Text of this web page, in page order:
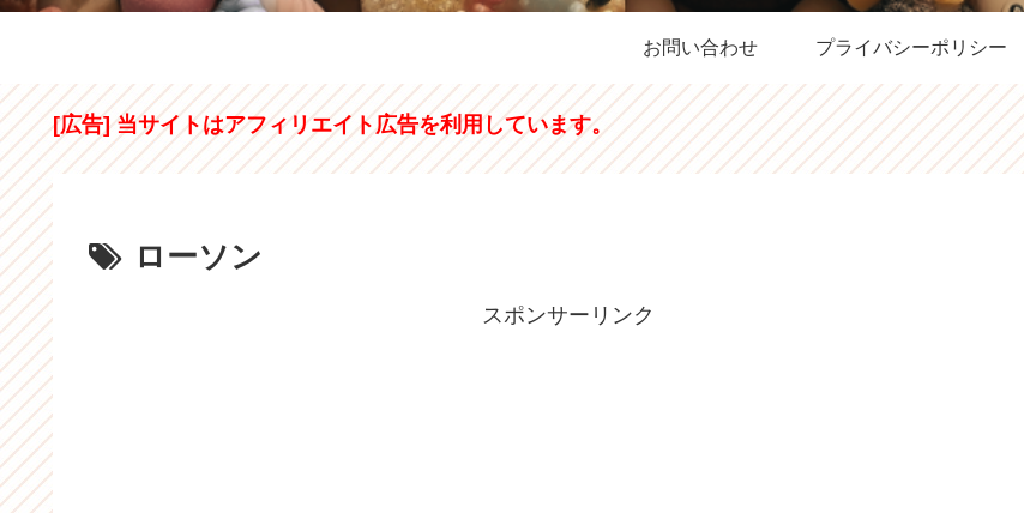
お問い合わせ プライバシーポリシー
[広告] 当サイトはアフィリエイト広告を利用しています。
ローソン
スポンサーリンク